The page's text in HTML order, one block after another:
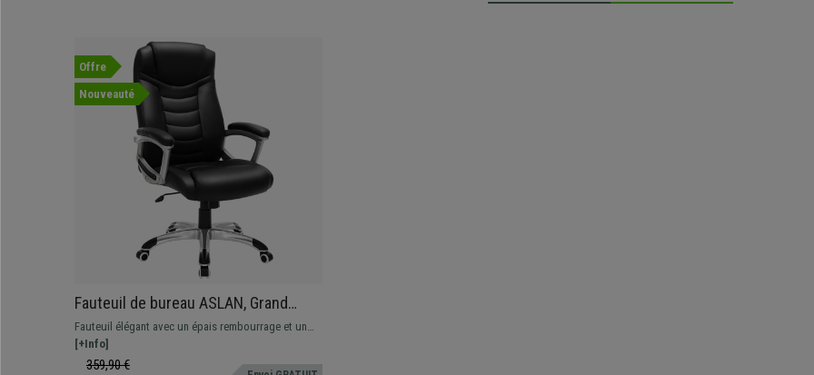
Offre
Nouveauté
Fauteuil de bureau ASLAN, Grand
rembourrage, Coutures élégantes,
Revêtement cuir, Noir
Fauteuil élégant avec un épais rembourrage et un
dossier ergonomique. Matériaux résistants, en cuir
avec coutures et roulettes avec bandage en
[+Info]
359,90 €